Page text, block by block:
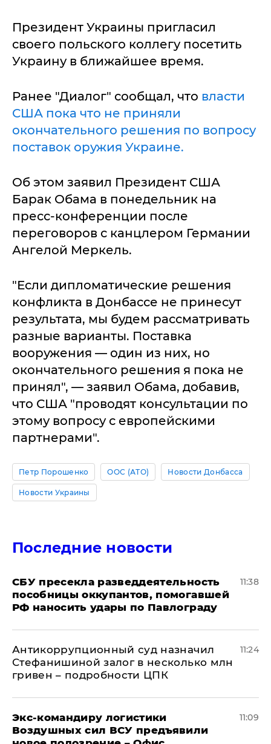
Президент Украины пригласил
своего польского коллегу посетить
Украину в ближайшее время.
Ранее "Диалог" сообщал, что власти
США пока что не приняли
окончательного решения по вопросу
поставок оружия Украине.
Об этом заявил Президент США
Барак Обама в понедельник на
пресс-конференции после
переговоров с канцлером Германии
Ангелой Меркель.
"Если дипломатические решения
конфликта в Донбассе не принесут
результата, мы будем рассматривать
разные варианты. Поставка
вооружения — один из них, но
окончательного решения я пока не
принял", — заявил Обама, добавив,
что США "проводят консультации по
этому вопросу с европейскими
партнерами".
Петр Порошенко ООС (АТО) Новости Донбасса
Новости Украины
Последние новости
СБУ пресекла разведдеятельность
пособницы оккупантов, помогавшей
РФ наносить удары по Павлограду
11:38
Антикоррупционный суд назначил
Стефанишиной залог в несколько млн
гривен – подробности ЦПК
11:24
Экс-командиру логистики
Воздушных сил ВСУ предъявили
11:09